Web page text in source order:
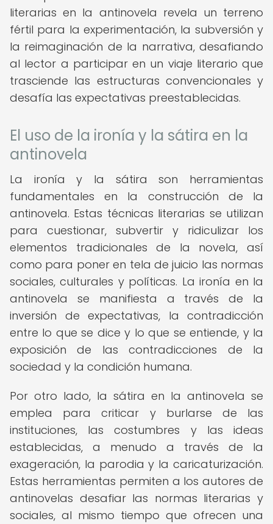
literarias en la antinovela revela un terreno
fértil para la experimentación, la subversión y
la reimaginación de la narrativa, desafiando
al lector a participar en un viaje literario que
trasciende las estructuras convencionales y
desafía las expectativas preestablecidas.
El uso de la ironía y la sátira en la
antinovela
La ironía y la sátira son herramientas
fundamentales en la construcción de la
antinovela. Estas técnicas literarias se utilizan
para cuestionar, subvertir y ridiculizar los
elementos tradicionales de la novela, así
como para poner en tela de juicio las normas
sociales, culturales y políticas. La ironía en la
antinovela se manifiesta a través de la
inversión de expectativas, la contradicción
entre lo que se dice y lo que se entiende, y la
exposición de las contradicciones de la
sociedad y la condición humana.
Por otro lado, la sátira en la antinovela se
emplea para criticar y burlarse de las
instituciones, las costumbres y las ideas
establecidas, a menudo a través de la
exageración, la parodia y la caricaturización.
Estas herramientas permiten a los autores de
antinovelas desafiar las normas literarias y
sociales, al mismo tiempo que ofrecen una